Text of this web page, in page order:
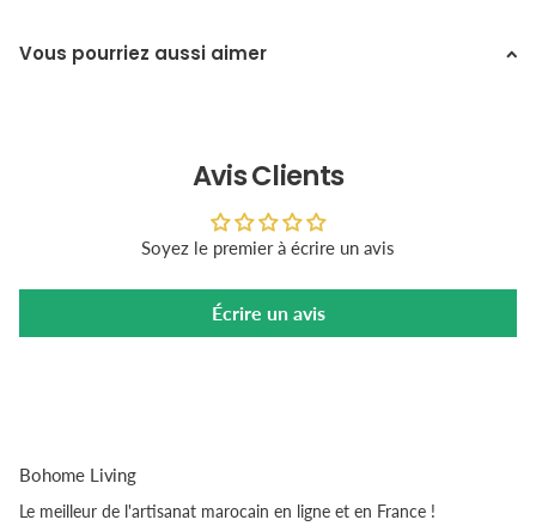
Vous pourriez aussi aimer
Avis Clients
Soyez le premier à écrire un avis
Écrire un avis
Bohome Living
Le meilleur de l'artisanat marocain en ligne et en France !